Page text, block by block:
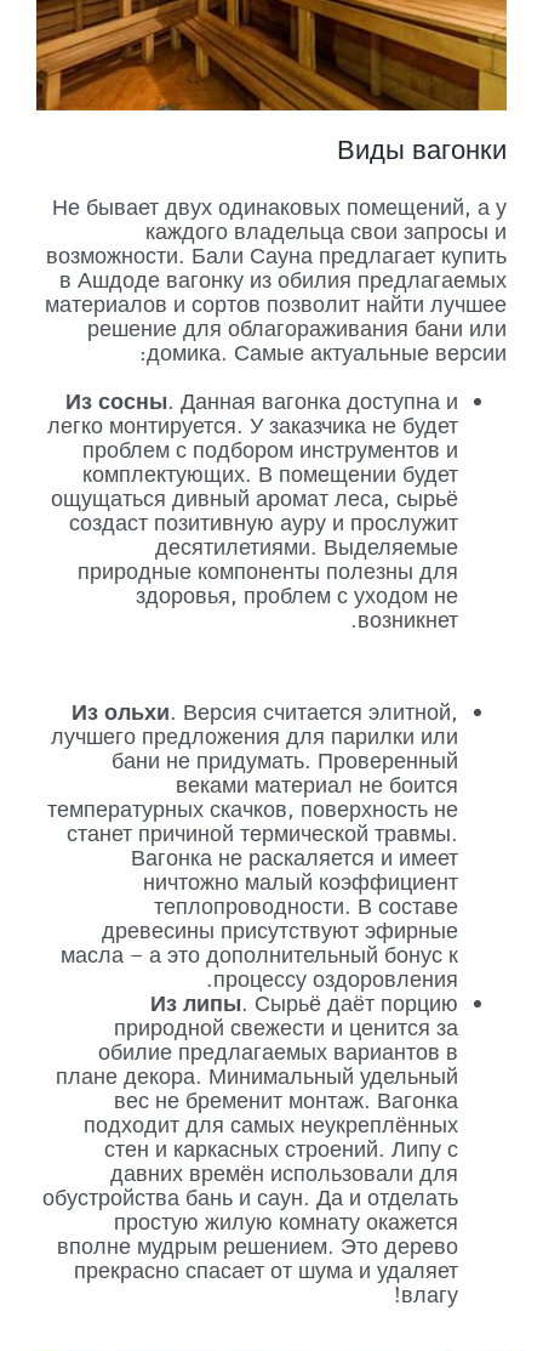
Виды вагонки
Не бывает двух одинаковых помещений, а у
каждого владельца свои запросы и
возможности. Бали Сауна предлагает купить
в Ашдоде вагонку из обилия предлагаемых
материалов и сортов позволит найти лучшее
решение для облагораживания бани или
домика. Самые актуальные версии:
Из сосны. Данная вагонка доступна и
легко монтируется. У заказчика не будет
проблем с подбором инструментов и
комплектующих. В помещении будет
ощущаться дивный аромат леса, сырьё
создаст позитивную ауру и прослужит
десятилетиями. Выделяемые
природные компоненты полезны для
здоровья, проблем с уходом не
возникнет.
Из ольхи. Версия считается элитной,
лучшего предложения для парилки или
бани не придумать. Проверенный
веками материал не боится
температурных скачков, поверхность не
станет причиной термической травмы.
Вагонка не раскаляется и имеет
ничтожно малый коэффициент
теплопроводности. В составе
древесины присутствуют эфирные
масла – а это дополнительный бонус к
процессу оздоровления.
Из липы. Сырьё даёт порцию
природной свежести и ценится за
обилие предлагаемых вариантов в
плане декора. Минимальный удельный
вес не бременит монтаж. Вагонка
подходит для самых неукреплённых
стен и каркасных строений. Липу с
давних времён использовали для
обустройства бань и саун. Да и отделать
простую жилую комнату окажется
вполне мудрым решением. Это дерево
прекрасно спасает от шума и удаляет
влагу!